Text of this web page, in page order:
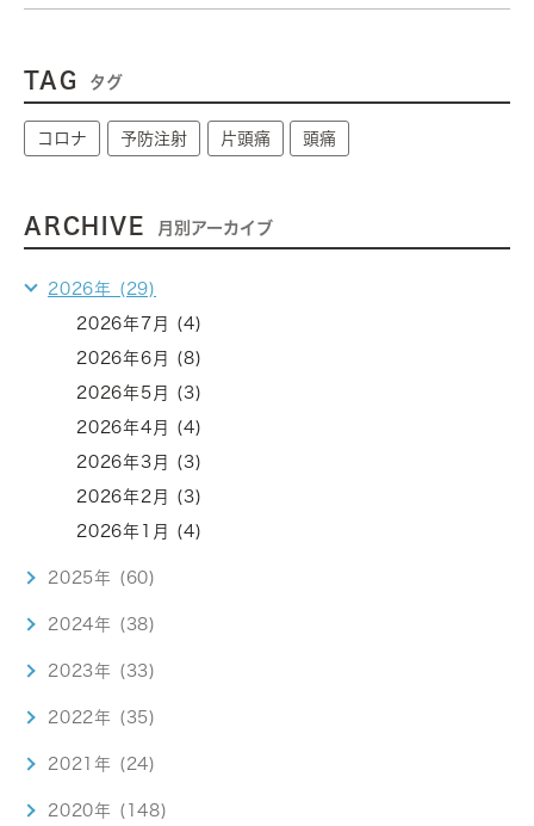
TAG タグ
コロナ 予防注射 片頭痛 頭痛
ARCHIVE 月別アーカイブ
2026年 (29)
2026年7月 (4)
2026年6月 (8)
2026年5月 (3)
2026年4月 (4)
2026年3月 (3)
2026年2月 (3)
2026年1月 (4)
2025年 (60)
2024年 (38)
2023年 (33)
2022年 (35)
2021年 (24)
2020年 (148)